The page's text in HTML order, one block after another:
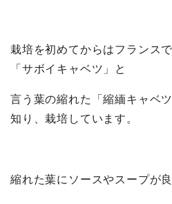
栽培を初めてからはフランス
「サボイキャベツ」と
言う葉の縮れた「縮緬キャベ
知り、栽培しています。
縮れた葉にソースやスープが